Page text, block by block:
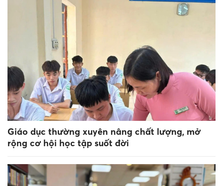
Giáo dục thường xuyên nâng chất lượng, mở
rộng cơ hội học tập suốt đời